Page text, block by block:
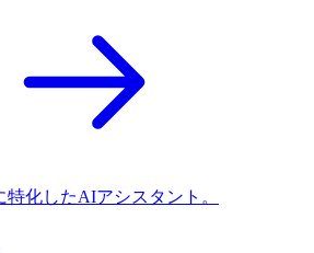
特化したAIアシスタント。